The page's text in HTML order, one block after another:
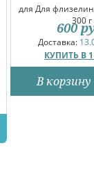
для Для
300 г
Доставка:
КУПИТЬ В
600
В корзину